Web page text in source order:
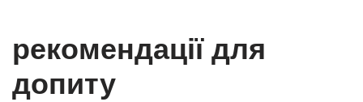
рекомендації для
допиту